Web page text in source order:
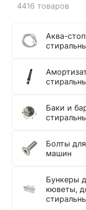
4416 товаров
Аква-
Баки и
Болты
машин
Бункеры
кюветы,